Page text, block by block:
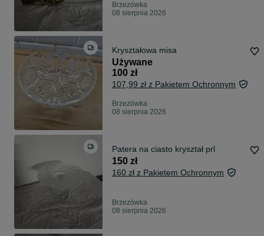
Brzezówka
08 sierpnia 2026
Kryształowa misa
Używane
100 zł
107,99 zł z Pakietem Ochronnym
Brzezówka
08 sierpnia 2026
Patera na ciasto kryształ prl
150 zł
160 zł z Pakietem Ochronnym
Brzezówka
08 sierpnia 2026